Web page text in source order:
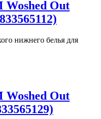
Out
нижнего белья для
Out